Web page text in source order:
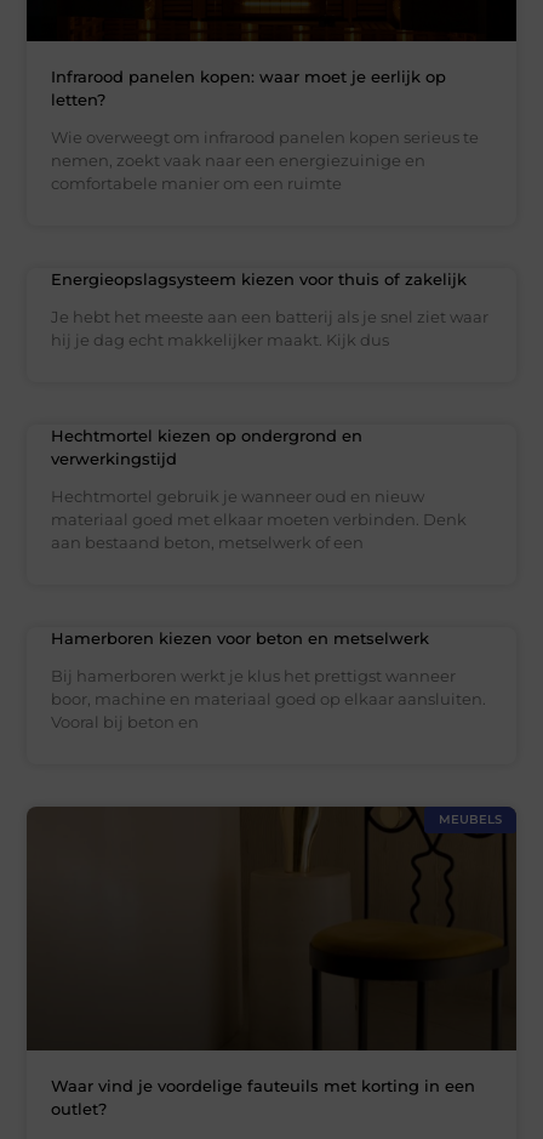
Infrarood panelen kopen: waar moet je eerlijk op
letten?
Wie overweegt om infrarood panelen kopen serieus te
nemen, zoekt vaak naar een energiezuinige en
comfortabele manier om een ruimte
Energieopslagsysteem kiezen voor thuis of zakelijk
Je hebt het meeste aan een batterij als je snel ziet waar
hij je dag echt makkelijker maakt. Kijk dus
Hechtmortel kiezen op ondergrond en
verwerkingstijd
Hechtmortel gebruik je wanneer oud en nieuw
materiaal goed met elkaar moeten verbinden. Denk
aan bestaand beton, metselwerk of een
Hamerboren kiezen voor beton en metselwerk
Bij hamerboren werkt je klus het prettigst wanneer
boor, machine en materiaal goed op elkaar aansluiten.
Vooral bij beton en
MEUBELS
Waar vind je voordelige fauteuils met korting in een
outlet?